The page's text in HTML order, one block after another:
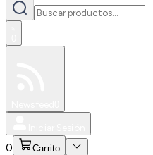
0 Carrito